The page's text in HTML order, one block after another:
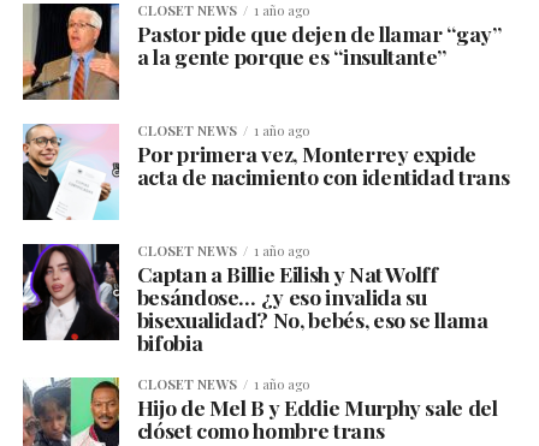
CLOSET NEWS 1 año ago
Pastor pide que dejen de llamar “gay”
a la gente porque es “insultante”
CLOSET NEWS 1 año ago
Por primera vez, Monterrey expide
acta de nacimiento con identidad trans
CLOSET NEWS 1 año ago
Captan a Billie Eilish y Nat Wolff
besándose… ¿y eso invalida su
bisexualidad? No, bebés, eso se llama
bifobia
CLOSET NEWS 1 año ago
Hijo de Mel B y Eddie Murphy sale del
clóset como hombre trans